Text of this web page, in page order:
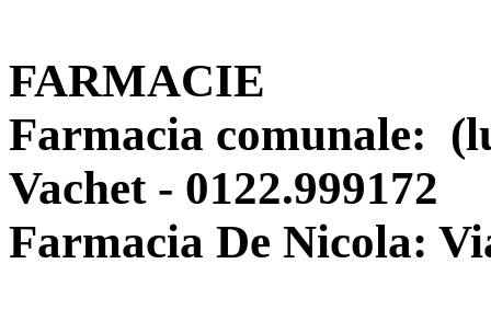
FARMACIE
Farmacia comunale:
Vachet - 0122.999172
Farmacia De Nicola: